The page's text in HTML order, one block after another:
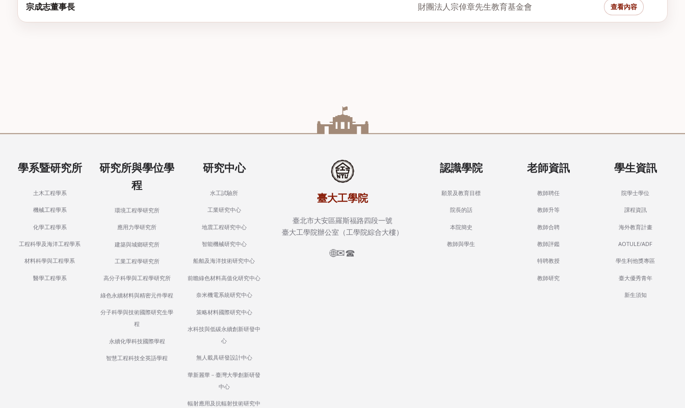
宗成志董事長 財團法人宗倬章先生教育基金會 查看內容
學系暨研究所
土木工程學系
機械工程學系
化學工程學系
工程科學及海洋工程學系
材料科學與工程學系
醫學工程學系
研究所與學位學
程
環境工程學研究所
應用力學研究所
建築與城鄉研究所
工業工程學研究所
高分子科學與工程學研究所
綠色永續材料與精密元件學程
分子科學與技術國際研究生學
程
永續化學科技國際學程
智慧工程科技全英語學程
研究中心
水工試驗所
工業研究中心
地震工程研究中心
智能機械研究中心
船舶及海洋技術研究中心
前瞻綠色材料高值化研究中心
奈米機電系統研究中心
策略材料國際研究中心
水科技與低碳永續創新研發中
心
無人載具研發設計中心
華新麗華－臺灣大學創新研發
中心
輻射應用及抗輻射技術研究中
臺大工學院
臺北市大安區羅斯福路四段一號
臺大工學院辦公室（工學院綜合大樓）
🌐✉☎
認識學院
願景及教育目標
院長的話
本院簡史
教師與學生
老師資訊
教師聘任
教師升等
教師合聘
教師評鑑
特聘教授
教師研究
學生資訊
院學士學位
課程資訊
海外教育計畫
AOTULE/ADF
學生利他獎專區
臺大優秀青年
新生須知